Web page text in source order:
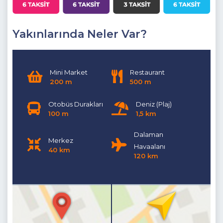
Yakınlarında Neler Var?
Mini Market
200 m
Restaurant
500 m
Otobüs Durakları
100 m
Deniz (Plaj)
1,5 km
Merkez
40 km
Dalaman
Havaalanı
120 km